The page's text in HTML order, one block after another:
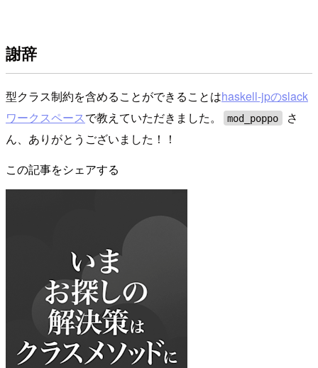
謝辞
型クラス制約を含めることができることはhaskell-jpのslack
ワークスペースで教えていただきました。 mod_poppo
さ
ん、ありがとうございました！！
この記事をシェアする